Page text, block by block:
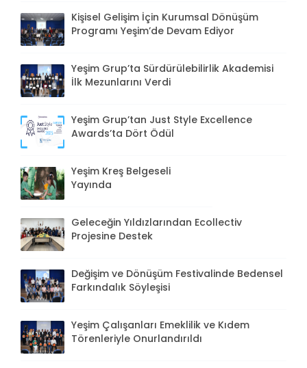
Kişisel Gelişim İçin Kurumsal Dönüşüm
Programı Yeşim’de Devam Ediyor
Yeşim Grup’ta Sürdürülebilirlik Akademisi
İlk Mezunlarını Verdi
Yeşim Grup’tan Just Style Excellence
Awards’ta Dört Ödül
Yeşim Kreş Belgeseli
Yayında
Geleceğin Yıldızlarından Ecollectiv
Projesine Destek
Değişim ve Dönüşüm Festivalinde Bedensel
Farkındalık Söyleşisi
Yeşim Çalışanları Emeklilik ve Kıdem
Törenleriyle Onurlandırıldı